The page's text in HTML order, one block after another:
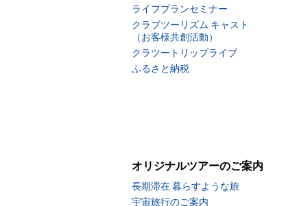
ライフプランセミナー
クラブツーリズム キャスト
（お客様共創活動）
クラツートリップライブ
ふるさと納税
オリジナルツアーのご案内
長期滞在 暮らすような旅
宇宙旅行のご案内